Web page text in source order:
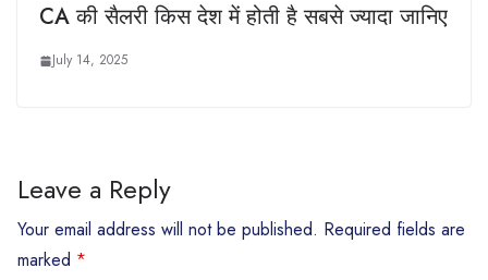
CA की सैलरी किस देश में होती है सबसे ज्यादा जानिए
July 14, 2025
Leave a Reply
Your email address will not be published. Required fields are
marked *